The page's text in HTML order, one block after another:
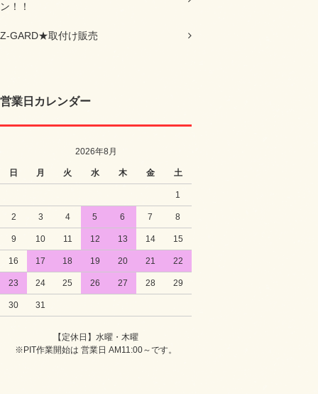
ン！！
Z-GARD★取付け販売
営業日カレンダー
2026年8月
日 月 火 水 木 金 土
1
2 3 4 5 6 7 8
9 10 11 12 13 14 15
16 17 18 19 20 21 22
23 24 25 26 27 28 29
30 31
【定休日】水曜・木曜
※PIT作業開始は 営業日 AM11:00～です。